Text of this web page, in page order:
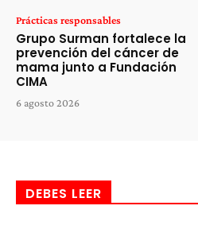
Prácticas responsables
Grupo Surman fortalece la
prevención del cáncer de
mama junto a Fundación
CIMA
6 agosto 2026
DEBES LEER